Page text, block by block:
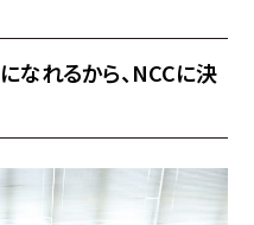
なれるから、NCCに決